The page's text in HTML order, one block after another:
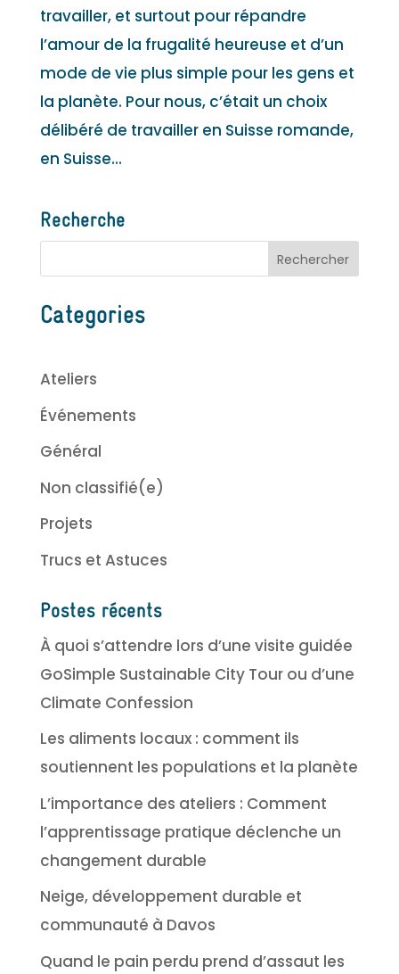
travailler, et surtout pour répandre
l’amour de la frugalité heureuse et d’un
mode de vie plus simple pour les gens et
la planète. Pour nous, c’était un choix
délibéré de travailler en Suisse romande,
en Suisse...
Recherche
Categories
Ateliers
Événements
Général
Non classifié(e)
Projets
Trucs et Astuces
Postes récents
À quoi s’attendre lors d’une visite guidée
GoSimple Sustainable City Tour ou d’une
Climate Confession
Les aliments locaux : comment ils
soutiennent les populations et la planète
L’importance des ateliers : Comment
l’apprentissage pratique déclenche un
changement durable
Neige, développement durable et
communauté à Davos
Quand le pain perdu prend d’assaut les